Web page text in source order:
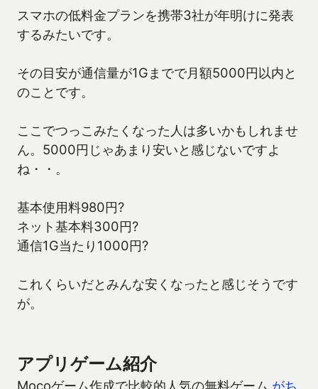
スマホの低料金プランを携帯3社が年明けに発表
するみたいです。
その目安が通信量が1Gまでで月額5000円以内と
のことです。
ここでつっこみたくなった人は多いかもしれませ
ん。5000円じゃあまり安いと感じないですよ
ね・・。
基本使用料980円?
ネット基本料300円?
通信1G当たり1000円?
これくらいだとみんな安くなったと感じそうです
が。
アプリゲーム紹介
Mocoゲーム作成で比較的人気の無料ゲーム がち